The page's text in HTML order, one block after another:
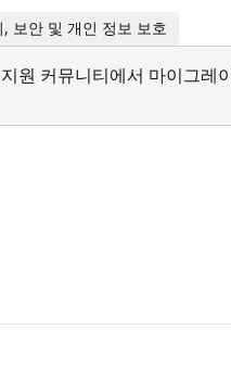
안 및 개인 정보 보호
원 커뮤니티에서 마이그레